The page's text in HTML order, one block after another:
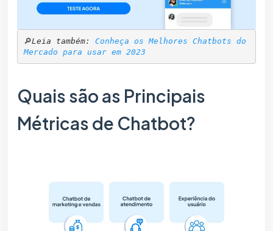
🔎Leia também: Conheça os Melhores Chatbots do
Mercado para usar em 2023
Quais são as Principais
Métricas de Chatbot?